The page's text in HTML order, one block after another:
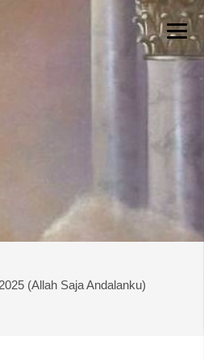
(Allah Saja Andalanku)